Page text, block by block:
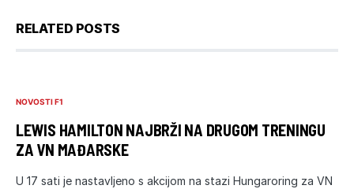
RELATED POSTS
NOVOSTI F1
LEWIS HAMILTON NAJBRŽI NA DRUGOM TRENINGU
ZA VN MAĐARSKE
U 17 sati je nastavljeno s akcijom na stazi Hungaroring za VN